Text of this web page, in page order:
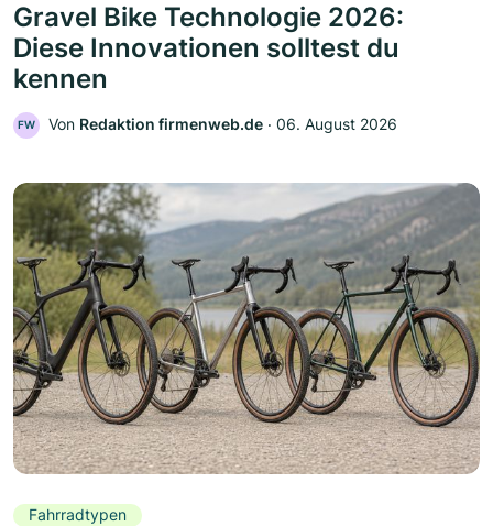
Gravel Bike Technologie 2026:
Diese Innovationen solltest du
kennen
FW Von Redaktion firmenweb.de ‧ 06. August 2026
Fahrradtypen